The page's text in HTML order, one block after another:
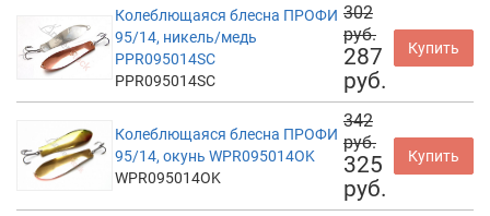
Колеблющаяся блесна ПРОФИ
95/14, никель/медь
PPR095014SC
PPR095014SC
302
руб.
287
руб.
Купить
Колеблющаяся блесна ПРОФИ
95/14, окунь WPR095014OK
WPR095014OK
342
руб.
325
руб.
Купить